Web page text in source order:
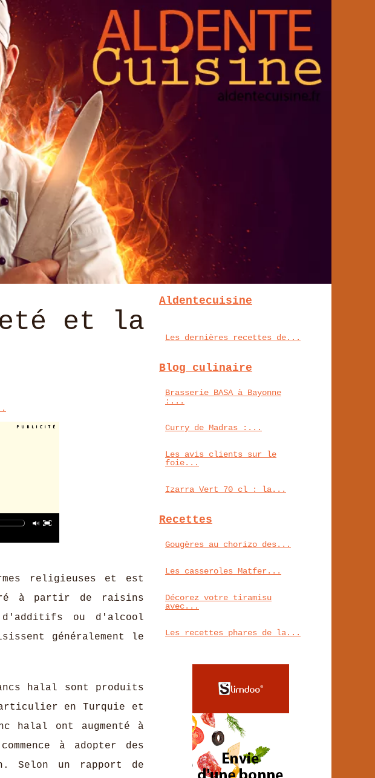
et la
religieuses et est
à partir de raisins
ou d'alcool
généralement le
halal sont produits
particulier en Turquie et
halal ont augmenté à
à adopter des
Selon un rapport de
Aldentecuisine
Les dernières recettes de...
Blog culinaire
Brasserie BASA à Bayonne
:...
Curry de Madras :...
Les avis clients sur le
foie...
Izarra Vert 70 cl : la...
Recettes
Gougères au chorizo des...
Les casseroles Matfer...
Décorez votre tiramisu
avec...
Les recettes phares de la...